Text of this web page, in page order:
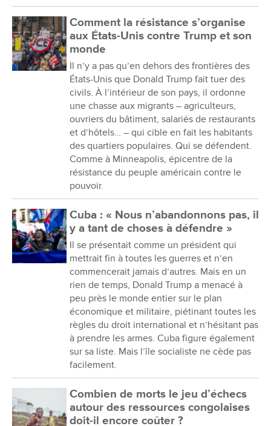
Comment la résistance s’organise
aux États-Unis contre Trump et son
monde
Il n’y a pas qu’en dehors des frontières des
États-Unis que Donald Trump fait tuer des
civils. À l’intérieur de son pays, il ordonne
une chasse aux migrants – agriculteurs,
ouvriers du bâtiment, salariés de restaurants
et d’hôtels… – qui cible en fait les habitants
des quartiers populaires. Qui se défendent.
Comme à Minneapolis, épicentre de la
résistance du peuple américain contre le
pouvoir.
Cuba : « Nous n’abandonnons pas, il
y a tant de choses à défendre »
Il se présentait comme un président qui
mettrait fin à toutes les guerres et n’en
commencerait jamais d’autres. Mais en un
rien de temps, Donald Trump a menacé à
peu près le monde entier sur le plan
économique et militaire, piétinant toutes les
règles du droit international et n’hésitant pas
à prendre les armes. Cuba figure également
sur sa liste. Mais l’île socialiste ne cède pas
facilement.
Combien de morts le jeu d’échecs
autour des ressources congolaises
doit-il encore coûter ?